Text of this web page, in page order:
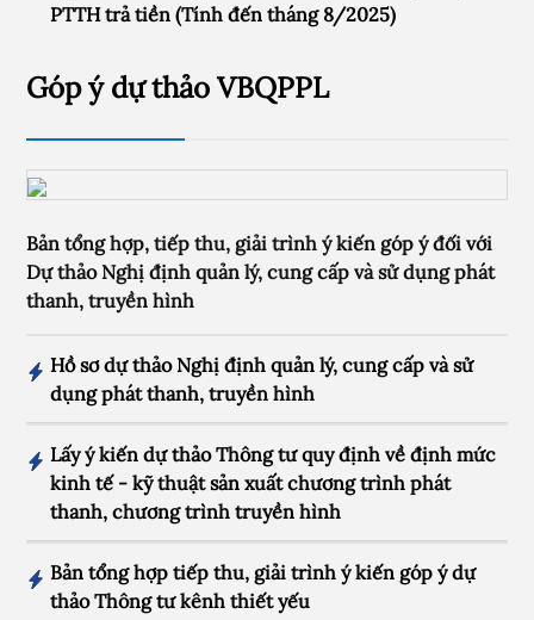
PTTH trả tiền (Tính đến tháng 8/2025)
Góp ý dự thảo VBQPPL
Bản tổng hợp, tiếp thu, giải trình ý kiến góp ý đối với
Dự thảo Nghị định quản lý, cung cấp và sử dụng phát
thanh, truyền hình
Hồ sơ dự thảo Nghị định quản lý, cung cấp và sử
dụng phát thanh, truyền hình
Lấy ý kiến dự thảo Thông tư quy định về định mức
kinh tế - kỹ thuật sản xuất chương trình phát
thanh, chương trình truyền hình
Bản tổng hợp tiếp thu, giải trình ý kiến góp ý dự
thảo Thông tư kênh thiết yếu